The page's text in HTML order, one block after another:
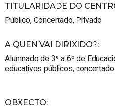
TITULARIDADE DO
Público,Concertado, Privado
A QUEN VAI DIRIXIDO?:
Alumnado de 3º a 6º de
educativos públicos,
OBXECTO: